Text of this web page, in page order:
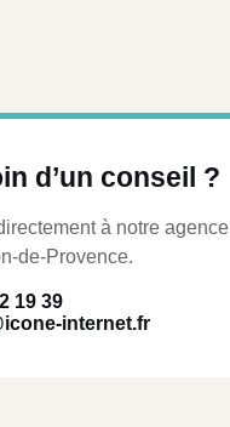
d’un conseil ?
à notre agence
de-Provence.
19 39
internet.fr